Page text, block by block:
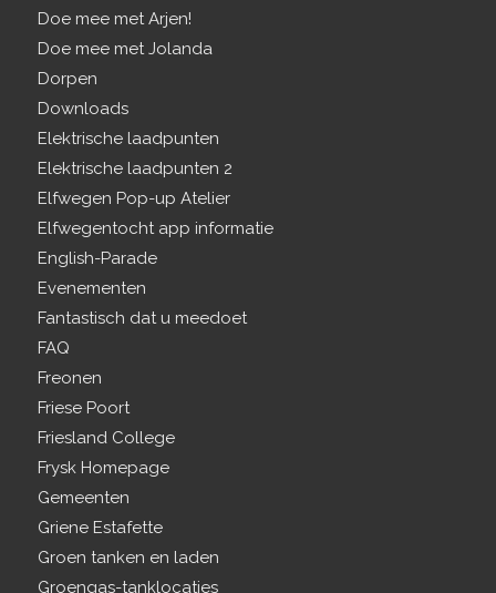
Doe mee met Arjen!
Doe mee met Jolanda
Dorpen
Downloads
Elektrische laadpunten
Elektrische laadpunten 2
Elfwegen Pop-up Atelier
Elfwegentocht app informatie
English-Parade
Evenementen
Fantastisch dat u meedoet
FAQ
Freonen
Friese Poort
Friesland College
Frysk Homepage
Gemeenten
Griene Estafette
Groen tanken en laden
Groengas-tanklocaties